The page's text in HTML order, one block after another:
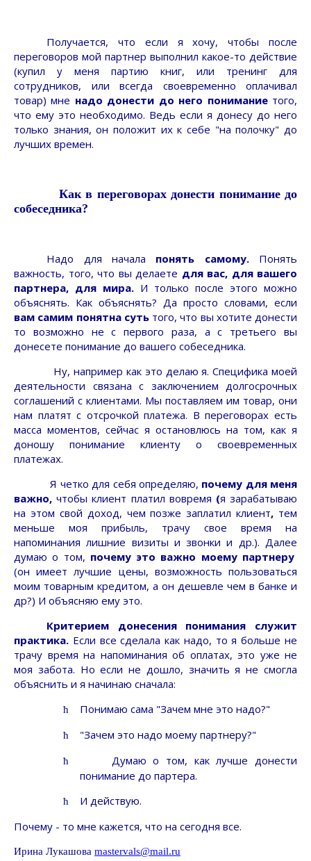
Получается, что если я хочу, чтобы после
переговоров мой партнер выполнил какое-то действие
(купил у меня партию книг, или тренинг для
сотрудников, или всегда своевременно оплачивал
товар) мне надо донести до него понимание того,
что ему это необходимо. Ведь если я донесу до него
только знания, он положит их к себе "на полочку" до
лучших времен.
Как в переговорах донести понимание до
собеседника?
Надо для начала понять самому. Понять
важность, того, что вы делаете для вас, для вашего
партнера, для мира. И только после этого можно
объяснять. Как объяснять? Да просто словами, если
вам самим понятна сутьтого, что вы хотите донести
то возможно не с первого раза, а с третьего вы
донесете понимание до вашего собеседника.
Ну, например как это делаю я. Специфика моей
деятельности связана с заключением долгосрочных
соглашений с клиентами. Мы поставляем им товар, они
нам платят с отсрочкой платежа. В переговорах есть
масса моментов, сейчас я остановлюсь на том, как я
доношу понимание клиенту о своевременных
платежах.
Я четко для себя определяю, почему для меня
важно,чтобы клиент платил вовремя (я зарабатываю
на этом свой доход, чем позже заплатил клиент, тем
меньше моя прибыль, трачу свое время на
напоминания лишние визиты и звонки и др.). Далее
думаю о том, почему это важно моему партнеру
(он имеет лучшие цены, возможность пользоваться
моим товарным кредитом, а он дешевле чем в банке и
др?) И объясняю ему это.
Критерием донесения понимания служит
практика. Если все сделала как надо, то я больше не
трачу время на напоминания об оплатах, это уже не
моя забота. Но если не дошло, значить я не смогла
объяснить и я начинаю сначала:
ћ Понимаю сама "Зачем мне это надо?"
ћ "Зачем это надо моему партнеру?"
ћ
Думаю о том, как лучше донести
понимание до партера.
ћ
И действую.
Почему - то мне кажется, что на сегодня все.
Ирина Лукашова mastervals@mail.ru